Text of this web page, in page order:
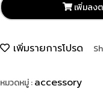
เพิ่มลง
เพิ่มรายการโปรด
หมวดหมู่ :accessory